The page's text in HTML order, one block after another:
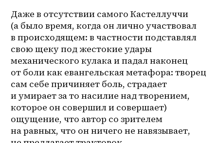
Даже в отсутствии самого Кастеллуччи
(а было время, когда он лично участвовал
в происходящем: в частности подставлял
свою щеку под жестокие удары
механического кулака и падал наконец
от боли как евангельская метафора: творец
сам себе причиняет боль, страдает
и умирает за то насилие над творением,
которое он совершил и совершает)
ощущение, что автор со зрителем
на равных, что он ничего не навязывает,